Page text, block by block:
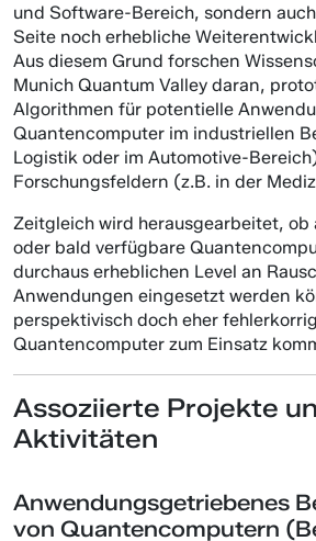
und Software-Bereich, sondern
Seite noch erhebliche
Aus diesem Grund forschen
Munich Quantum Valley daran,
Algorithmen für potentielle
Quantencomputer im industriellen
Logistik oder im Automotive-
Forschungsfeldern (z.B. in der
Zeitgleich wird herausgearbeitet, ob
oder bald verfügbare
durchaus erheblichen Level an
Anwendungen eingesetzt werden
perspektivisch doch eher
Quantencomputer zum Einsatz
Assoziierte Projekte
Aktivitäten
Anwendungsgetriebenes
von Quantencomputern